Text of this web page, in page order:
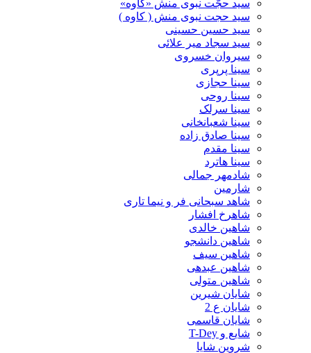
سید حجّت نبوی منش «کاوه»
سید حجت نبوی منش ( کاوه )
سید حسین حسینى
سید سجاد میر علائی
سیروان خسروی
سینا پرپری
سینا حجازی
سینا روحی
سینا سرلک
سینا شعبانخانی
سینا صادق زاده
سینا مقدم
سینا هاترد
شادمهر جمالی
شارمین
شاهد سبحانی فر و نیما تاری
شاهرخ افشار
شاهین خالدی
شاهین دانشجو
شاهین سیف
شاهین عبدهی
شاهین متولی
شایان شیرین
شایان ع 2
شایان قاسمی
شایع و T-Dey
شروین شایا